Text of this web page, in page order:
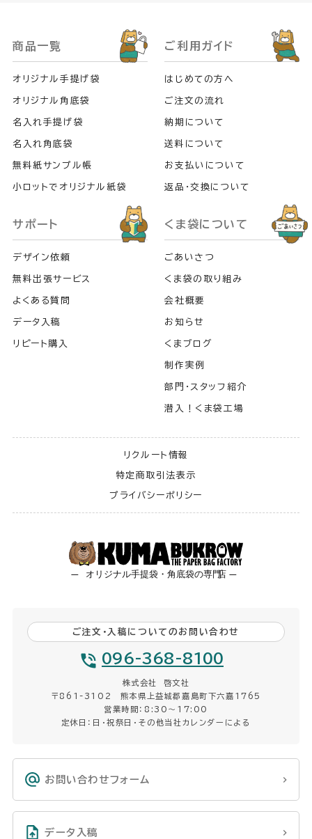
ご注文・入稿についてのお問い合わせ
096-368-8100
株式会社 啓文社
〒861-3102 熊本県上益城郡嘉島町下六嘉1765
営業時間：8:30〜17:00
定休日：日・祝祭日・その他当社カレンダーによる
お問い合わせフォーム
データ入稿
商品一覧
オリジナル手提げ袋
オリジナル角底袋
名入れ手提げ袋
名入れ角底袋
無料紙サンプル帳
小ロットでオリジナル紙袋
ご利用ガイド
はじめての方へ
ご注文の流れ
納期について
送料について
お支払いについて
返品・交換について
サポート
デザイン依頼
無料出張サービス
よくある質問
データ入稿
リピート購入
くま袋について
ごあいさつ
くま袋の取り組み
会社概要
お知らせ
くまブログ
制作実例
部門・スタッフ紹介
潜入！くま袋工場
リクルート情報
特定商取引法表示
プライバシーポリシー